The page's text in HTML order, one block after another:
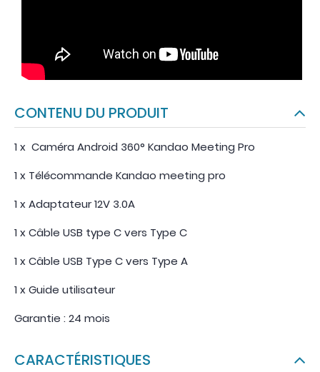
CONTENU DU PRODUIT
1 x Caméra Android 360° Kandao Meeting Pro
1 x Télécommande Kandao meeting pro
1 x Adaptateur 12V 3.0A
1 x Câble USB type C vers Type C
1 x Câble USB Type C vers Type A
1 x Guide utilisateur
Garantie : 24 mois
CARACTÉRISTIQUES